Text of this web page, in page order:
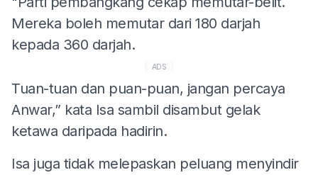
Mereka boleh memutar dari 180 darjah
kepada 360 darjah.
ADS
Tuan-tuan dan puan-puan, jangan percaya
Anwar,” kata Isa sambil disambut gelak
ketawa daripada hadirin.
Isa juga tidak melepaskan peluang menyindir